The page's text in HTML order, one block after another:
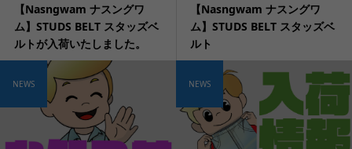
【Nasngwam ナスングワ
ム】STUDS BELT スタッズベ
ルトが入荷いたしました。
【Nasngwam ナスングワ
ム】STUDS BELT スタッズベ
ルト
NEWS NEWS